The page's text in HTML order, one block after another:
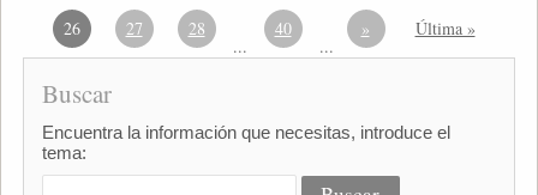
26 27 28
...
40
...
» Última »
Buscar
Encuentra la información que necesitas, introduce el
tema: